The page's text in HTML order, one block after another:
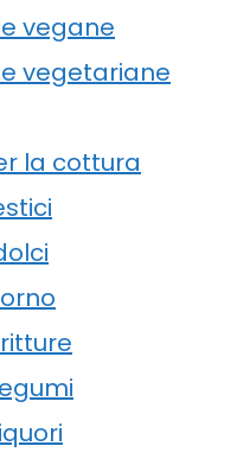
vegane
vegetariane
la cottura